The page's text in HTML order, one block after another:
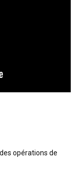
opérations de